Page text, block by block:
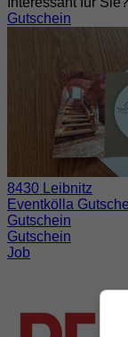
Gutschein
8430 Leibnitz
Eventkölla
Gutschein
Gutschein
Job